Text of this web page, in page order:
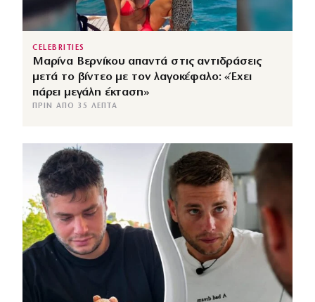
CELEBRITIES
Μαρίνα Βερνίκου απαντά στις αντιδράσεις
μετά το βίντεο με τον λαγοκέφαλο: «Έχει
πάρει μεγάλη έκταση»
ΠΡΙΝ ΑΠΌ 35 ΛΕΠΤΆ